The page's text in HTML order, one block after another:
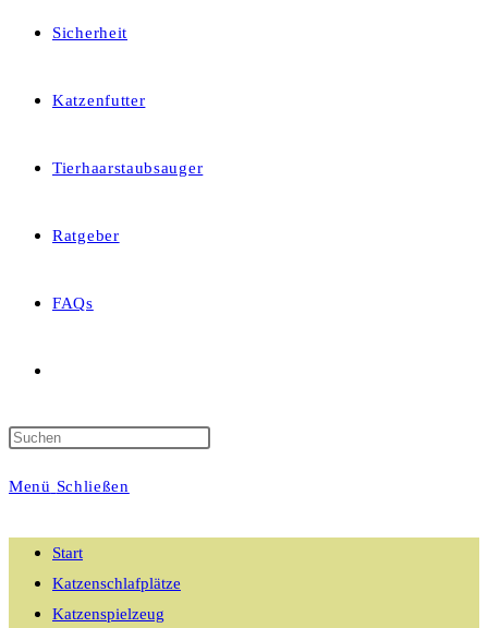
Sicherheit
Katzenfutter
Tierhaarstaubsauger
Ratgeber
FAQs
Suche
Menü Schließen
Start
Katzenschlafplätze
Katzenspielzeug